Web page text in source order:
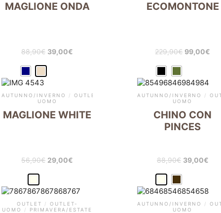
ECOMONTONE
229,90€ 99,00€
MAGLIONE ONDA
88,90€ 39,00€
AUTUNNO/INVERNO /
UOMO
CHINO CON
PINCES
88,90€ 39,00€
AUTUNNO/INVERNO / OUTLET
UOMO
MAGLIONE WHITE
56,90€ 29,00€
AUTUNNO/INVERNO /
UOMO
OUTLET /
OUTLET-
UOMO
/ PRIMAVERA/ESTATE